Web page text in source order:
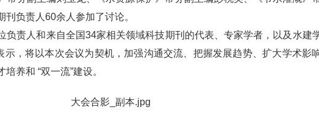
负责人60余人参加了讨论。
负责人和来自全国34家相关领域科技期刊的代表、专家学者，以及水建
，将以本次会议为契机，加强沟通交流、把握发展趋势、扩大学术影
养和 “双一流”建设。